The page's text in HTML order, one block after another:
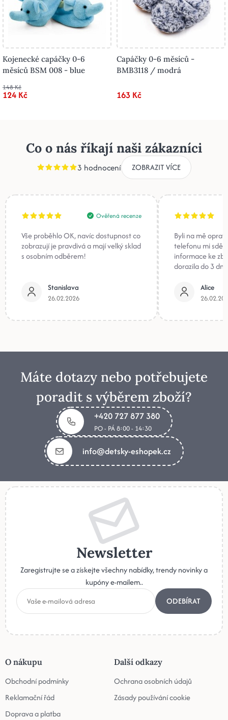
Kojenecké capáčky 0-6
měsíců BSM 008 - blue
148 Kč
124 Kč
Capáčky 0-6 měsíců -
BMB3118 / modrá
163 Kč
Co o nás říkají naši zákazníci
3 hodnocení ZOBRAZIT VÍCE
Ověřená recenze
Vše proběhlo OK, navíc dostupnost co
zobrazují je pravdivá a mají velký sklad
s osobním odběrem!
Stanislava
26.02.2026
Byli na mě
telefonu mi
informace ke
dorazila do 3
Alice
Máte dotazy nebo potřebujete
poradit s výběrem zboží?
+420 727 877 380
PO - PÁ 8:00 - 14:30
info@detsky-eshopek.cz
Newsletter
Zaregistrujte se a získejte všechny nabídky, trendy novinky a
kupóny e-mailem..
ODEBÍRAT
O nákupu
Obchodní podmínky
Reklamační řád
Doprava a platba
Další odkazy
Ochrana osobních údajů
Zásady používání cookie